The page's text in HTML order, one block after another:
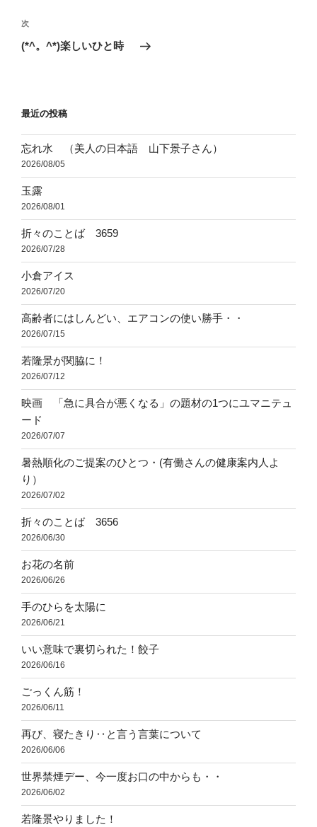
ビ
ゲ
ン
稿
次
の
次
(*^。^*)楽しいひと時
最近の投稿
忘れ水 （美人の日本語 山下景子さん）
2026/08/05
玉露
2026/08/01
折々のことば 3659
2026/07/28
小倉アイス
2026/07/20
高齢者にはしんどい、エアコンの使い勝手・・
2026/07/15
若隆景が関脇に！
2026/07/12
映画 「急に具合が悪くなる」の題材の1つにユマニテュ
ード
2026/07/07
暑熱順化のご提案のひとつ・(有働さんの健康案内人よ
り）
2026/07/02
折々のことば 3656
2026/06/30
お花の名前
2026/06/26
手のひらを太陽に
2026/06/21
いい意味で裏切られた！餃子
2026/06/16
ごっくん筋！
2026/06/11
再び、寝たきり‥と言う言葉について
2026/06/06
世界禁煙デー、今一度お口の中からも・・
2026/06/02
若隆景やりました！